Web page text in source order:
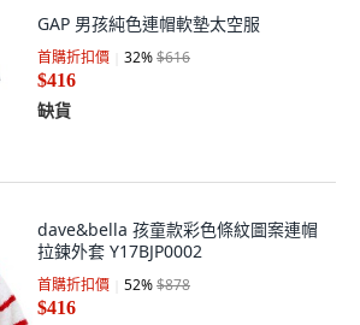
GAP 男孩純色連帽軟墊太空服
首購折扣價 32%$616
$416
缺貨
dave&bella 孩童款彩色條紋圖案連帽
拉鍊外套 Y17BJP0002
首購折扣價 52%$878
$416